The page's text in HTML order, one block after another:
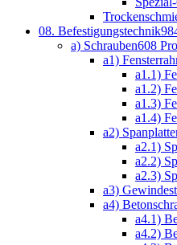
08. Befestigungstechnik
a) Schrauben608
a1)
a1.1)
a1.2)
a1.3)
a1.4)
a2)
a2.1)
a2.2)
a2.3)
a3)
a4)
a4.1)
a4.2)